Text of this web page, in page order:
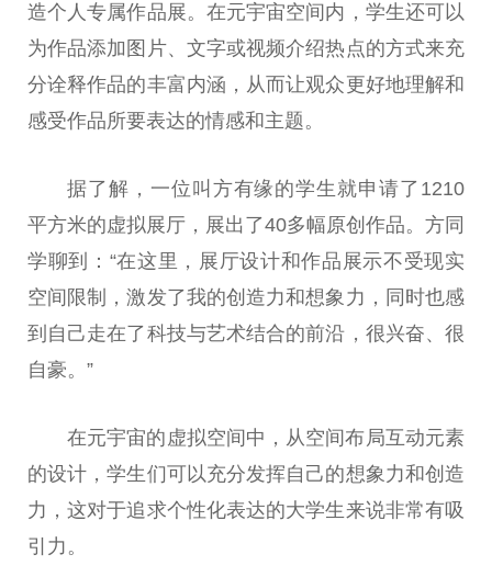
造个人专属作品展。在元宇宙空间内，学生还可以
为作品添加图片、文字或视频介绍热点的方式来充
分诠释作品的丰富内涵，从而让观众更好地理解和
感受作品所要表达的情感和主题。
据了解，一位叫方有缘的学生就申请了1210
平方米的虚拟展厅，展出了40多幅原创作品。方同
学聊到：“在这里，展厅设计和作品展示不受现实
空间限制，激发了我的创造力和想象力，同时也感
到自己走在了科技与艺术结合的前沿，很兴奋、很
自豪。”
在元宇宙的虚拟空间中，从空间布局互动元素
的设计，学生们可以充分发挥自己的想象力和创造
力，这对于追求个性化表达的大学生来说非常有吸
引力。